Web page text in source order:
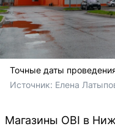
Точные даты
Источник: Елена
Магазины OBI в